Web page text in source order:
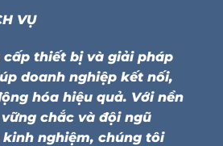
VỤ
cấp thiết bị và giải pháp
doanh nghiệp kết nối,
hóa hiệu quả. Với nền
chắc và đội ngũ
nghiệm, chúng tôi